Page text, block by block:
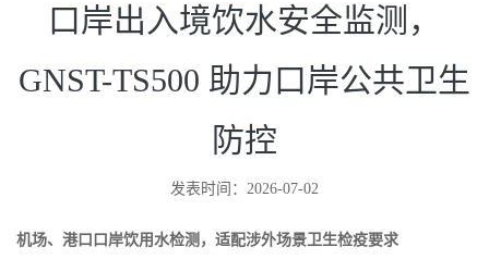
口岸出入境饮水安全监测，
GNST-TS500 助力口岸公共卫生
防控
发表时间：2026-07-02
机场、港口口岸饮用水检测，适配涉外场景卫生检疫要求